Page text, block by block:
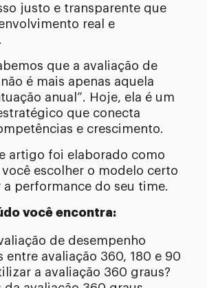
justo e transparente que
real e
que a avaliação de
é mais apenas aquela
anual”. Hoje, ela é um
que conecta
e crescimento.
artigo foi elaborado como
escolher o modelo certo
performance do seu time.
você encontra:
de desempenho
entre avaliação 360, 180 e 90
a avaliação 360 graus?